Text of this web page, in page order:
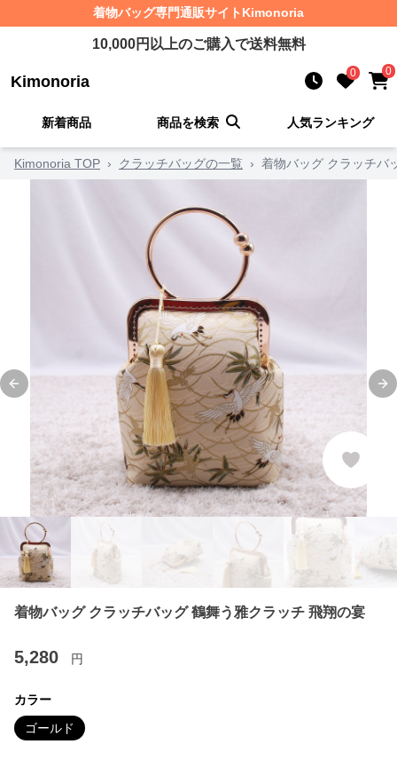
着物バッグ専門通販サイト Kimonoria
10,000円以上のご購入で送料無料
Kimonoria 0 0
新着商品 商品を検索 人気ランキング
Kimonoria TOP › クラッチバッグの一覧 › 着物バッグ クラッチバ
Previous slide
着物バッグ クラッチバッグ 鶴舞う雅クラッチ 飛翔の宴
5,280 円
カラー
ゴールド